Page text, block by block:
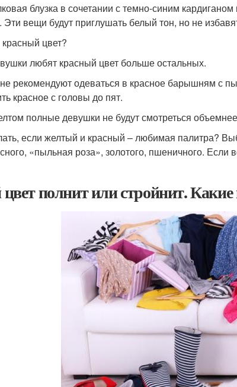
блузка в сочетании с темно-синим
вещи будут приглушать белый тон, но не
цвет?
любят красный цвет больше остальных.
рекомендуют одеваться в красное барышням с
красное с головы до пят.
полные девушки не будут смотреться
если желтый и красный – любимая палитра?
«пыльная роза», золотого, пшеничного.
полнит или стройнит. Какие